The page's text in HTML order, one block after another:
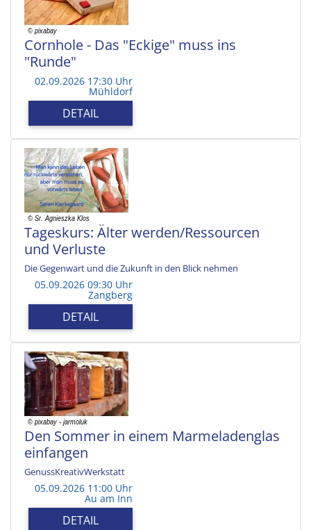
Cornhole - Das "Eckige" muss ins
"Runde"
02.09.2026 17:30 Uhr
Mühldorf
DETAIL
Tageskurs: Älter werden/Ressourcen
und Verluste
Die Gegenwart und die Zukunft in den Blick nehmen
05.09.2026 09:30 Uhr
Zangberg
DETAIL
Den Sommer in einem Marmeladenglas
einfangen
GenussKreativWerkstatt
05.09.2026 11:00 Uhr
Au am Inn
DETAIL